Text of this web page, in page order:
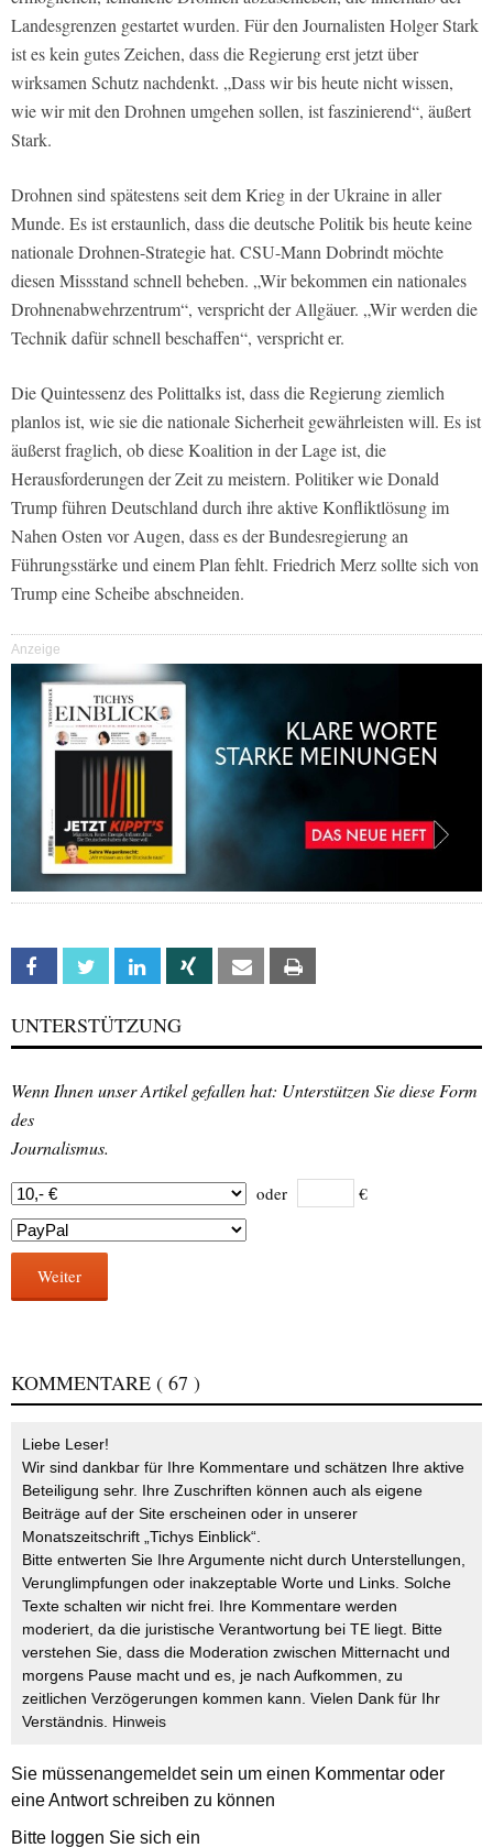
Landesgrenzen gestartet wurden. Für den Journalisten Holger Stark
ist es kein gutes Zeichen, dass die Regierung erst jetzt über
wirksamen Schutz nachdenkt. „Dass wir bis heute nicht wissen,
wie wir mit den Drohnen umgehen sollen, ist faszinierend“, äußert
Stark.
Drohnen sind spätestens seit dem Krieg in der Ukraine in aller
Munde. Es ist erstaunlich, dass die deutsche Politik bis heute keine
nationale Drohnen-Strategie hat. CSU-Mann Dobrindt möchte
diesen Missstand schnell beheben. „Wir bekommen ein nationales
Drohnenabwehrzentrum“, verspricht der Allgäuer. „Wir werden die
Technik dafür schnell beschaffen“, verspricht er.
Die Quintessenz des Polittalks ist, dass die Regierung ziemlich
planlos ist, wie sie die nationale Sicherheit gewährleisten will. Es ist
äußerst fraglich, ob diese Koalition in der Lage ist, die
Herausforderungen der Zeit zu meistern. Politiker wie Donald
Trump führen Deutschland durch ihre aktive Konfliktlösung im
Nahen Osten vor Augen, dass es der Bundesregierung an
Führungsstärke und einem Plan fehlt. Friedrich Merz sollte sich von
Trump eine Scheibe abschneiden.
Anzeige
Facebook Twitter Linkedin Xing Email
UNTERSTÜTZUNG
Wenn Ihnen unser Artikel gefallen hat: Unterstützen Sie diese Form
des
Journalismus.
oder €
Weiter
KOMMENTARE ( 67 )
Liebe Leser!
Wir sind dankbar für Ihre Kommentare und schätzen Ihre aktive
Beteiligung sehr. Ihre Zuschriften können auch als eigene
Beiträge auf der Site erscheinen oder in unserer
Monatszeitschrift „Tichys Einblick“.
Bitte entwerten Sie Ihre Argumente nicht durch Unterstellungen,
Verunglimpfungen oder inakzeptable Worte und Links. Solche
Texte schalten wir nicht frei. Ihre Kommentare werden
moderiert, da die juristische Verantwortung bei TE liegt. Bitte
verstehen Sie, dass die Moderation zwischen Mitternacht und
morgens Pause macht und es, je nach Aufkommen, zu
zeitlichen Verzögerungen kommen kann. Vielen Dank für Ihr
Verständnis. Hinweis
Sie müssenangemeldetsein um einen Kommentar oder
eine Antwort schreiben zu können
Bitte loggen Sie sich ein